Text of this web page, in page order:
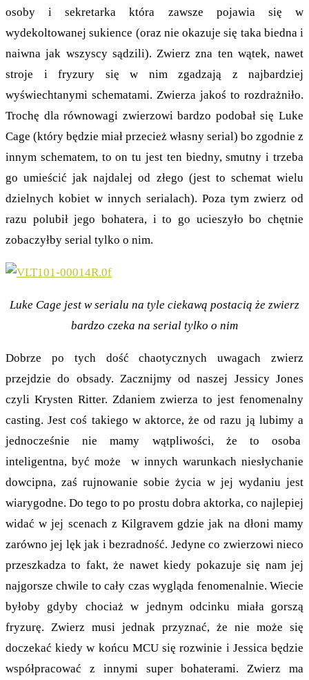
osoby i sekretarka która zawsze pojawia się w
wydekoltowanej sukience (oraz nie okazuje się taka biedna i
naiwna jak wszyscy sądzili). Zwierz zna ten wątek, nawet
stroje i fryzury się w nim zgadzają z najbardziej
wyświechtanymi schematami. Zwierza jakoś to rozdrażniło.
Trochę dla równowagi zwierzowi bardzo podobał się Luke
Cage (który będzie miał przecież własny serial) bo zgodnie z
innym schematem, to on tu jest ten biedny, smutny i trzeba
go umieścić jak najdalej od złego (jest to schemat wielu
dzielnych kobiet w innych serialach). Poza tym zwierz od
razu polubił jego bohatera, i to go ucieszyło bo chętnie
zobaczyłby serial tylko o nim.
Luke Cage jest w serialu na tyle ciekawą postacią że zwierz
bardzo czeka na serial tylko o nim
Dobrze po tych dość chaotycznych uwagach zwierz
przejdzie do obsady. Zacznijmy od naszej Jessicy Jones
czyli Krysten Ritter. Zdaniem zwierza to jest fenomenalny
casting. Jest coś takiego w aktorce, że od razu ją lubimy a
jednocześnie nie mamy wątpliwości, że to osoba
inteligentna, być może w innych warunkach niesłychanie
dowcipna, zaś rujnowanie sobie życia w jej wydaniu jest
wiarygodne. Do tego to po prostu dobra aktorka, co najlepiej
widać w jej scenach z Kilgravem gdzie jak na dłoni mamy
zarówno jej lęk jak i bezradność. Jedyne co zwierzowi nieco
przeszkadza to fakt, że nawet kiedy pokazuje się nam jej
najgorsze chwile to cały czas wygląda fenomenalnie. Wiecie
byłoby gdyby chociaż w jednym odcinku miała gorszą
fryzurę. Zwierz musi jednak przyznać, że nie może się
doczekać kiedy w końcu MCU się rozwinie i Jessica będzie
współpracować z innymi super bohaterami. Zwierz ma